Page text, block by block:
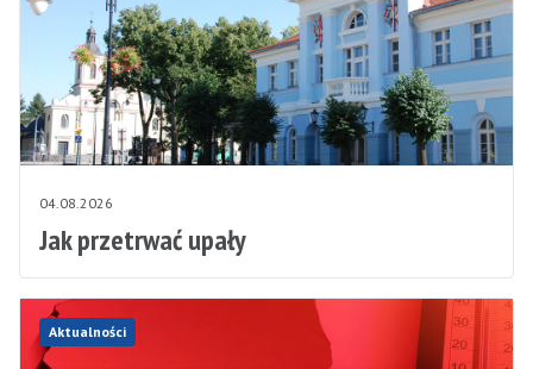
04.08.2026
Jak przetrwać upały
Aktualności